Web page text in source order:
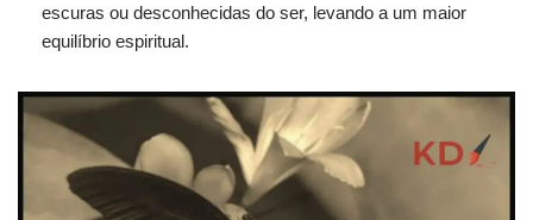
escuras ou desconhecidas do ser, levando a um maior
equilíbrio espiritual.